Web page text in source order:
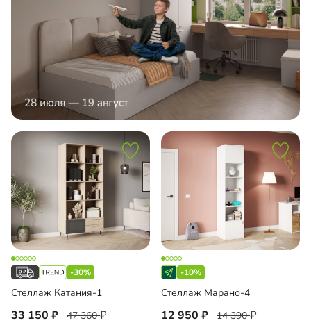
-30%
Стеллаж Катания-1
33 150 47 360
-10%
Стеллаж Марано-4
12 950 14 390